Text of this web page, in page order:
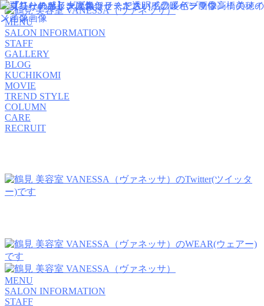
MENU
SALON INFORMATION
STAFF
GALLERY
BLOG
KUCHIKOMI
MOVIE
TREND STYLE
COLUMN
CARE
RECRUIT
MENU
SALON INFORMATION
STAFF